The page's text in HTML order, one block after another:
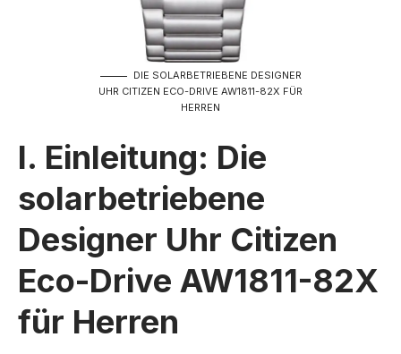
DIE SOLARBETRIEBENE DESIGNER
UHR CITIZEN ECO-DRIVE AW1811-82X FÜR
HERREN
I. Einleitung: Die
solarbetriebene
Designer Uhr Citizen
Eco-Drive AW1811-82X
für Herren